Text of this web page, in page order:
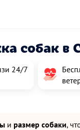
собак в
24/7
и размер собаки,